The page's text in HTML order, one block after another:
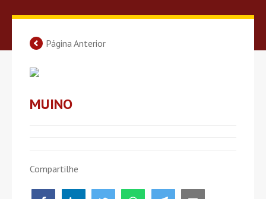
Página Anterior
MUINO
Compartilhe